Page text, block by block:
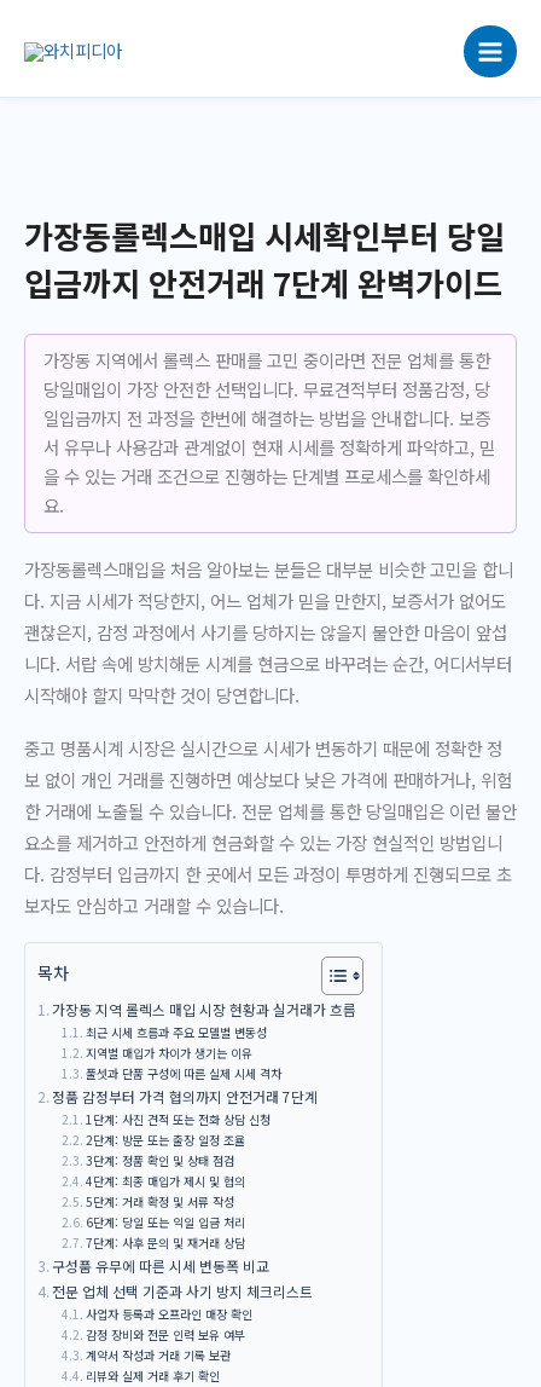
로
가장동롤렉스매입 시세확인부터 당일
입금까지 안전거래 7단계 완벽가이드
가장동 지역에서 롤렉스 판매를 고민 중이라면 전문 업체를 통한
당일매입이 가장 안전한 선택입니다. 무료견적부터 정품감정, 당
일입금까지 전 과정을 한번에 해결하는 방법을 안내합니다. 보증
서 유무나 사용감과 관계없이 현재 시세를 정확하게 파악하고, 믿
을 수 있는 거래 조건으로 진행하는 단계별 프로세스를 확인하세
요.
가장동롤렉스매입을 처음 알아보는 분들은 대부분 비슷한 고민을 합니
다. 지금 시세가 적당한지, 어느 업체가 믿을 만한지, 보증서가 없어도
괜찮은지, 감정 과정에서 사기를 당하지는 않을지 불안한 마음이 앞섭
니다. 서랍 속에 방치해둔 시계를 현금으로 바꾸려는 순간, 어디서부터
시작해야 할지 막막한 것이 당연합니다.
중고 명품시계 시장은 실시간으로 시세가 변동하기 때문에 정확한 정
보 없이 개인 거래를 진행하면 예상보다 낮은 가격에 판매하거나, 위험
한 거래에 노출될 수 있습니다. 전문 업체를 통한 당일매입은 이런 불안
요소를 제거하고 안전하게 현금화할 수 있는 가장 현실적인 방법입니
다. 감정부터 입금까지 한 곳에서 모든 과정이 투명하게 진행되므로 초
보자도 안심하고 거래할 수 있습니다.
목차
가장동 지역 롤렉스 매입 시장 현황과 실거래가 흐름
최근 시세 흐름과 주요 모델별 변동성
지역별 매입가 차이가 생기는 이유
풀셋과 단품 구성에 따른 실제 시세 격차
정품 감정부터 가격 협의까지 안전거래 7단계
1단계: 사진 견적 또는 전화 상담 신청
2단계: 방문 또는 출장 일정 조율
3단계: 정품 확인 및 상태 점검
4단계: 최종 매입가 제시 및 협의
5단계: 거래 확정 및 서류 작성
6단계: 당일 또는 익일 입금 처리
7단계: 사후 문의 및 재거래 상담
구성품 유무에 따른 시세 변동폭 비교
전문 업체 선택 기준과 사기 방지 체크리스트
사업자 등록과 오프라인 매장 확인
감정 장비와 전문 인력 보유 여부
계약서 작성과 거래 기록 보관
리뷰와 실제 거래 후기 확인